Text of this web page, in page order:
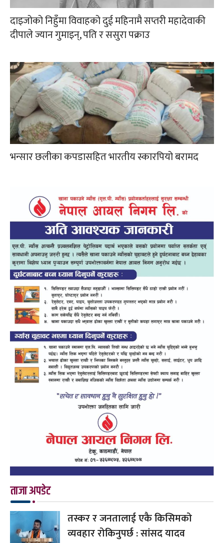
दाइजोको निहुँमा विवाहको दुई महिनामै सप्तरी महादेवाकी
दीपाले ज्यान गुमाइन्, पति र ससुरा पक्राउ
भन्सार छलीका कपडासहित भारतीय स्कारपियो बरामद
ताजा अपडेट
तस्कर र जनतालाई एकै किसिमको
व्यवहार रोकिनुपर्छ : सांसद यादव